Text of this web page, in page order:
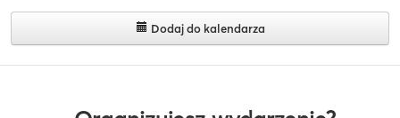
Dodaj do kalendarza